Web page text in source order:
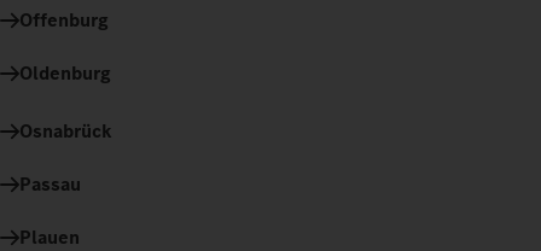
Offenburg
Oldenburg
Osnabrück
Passau
Plauen